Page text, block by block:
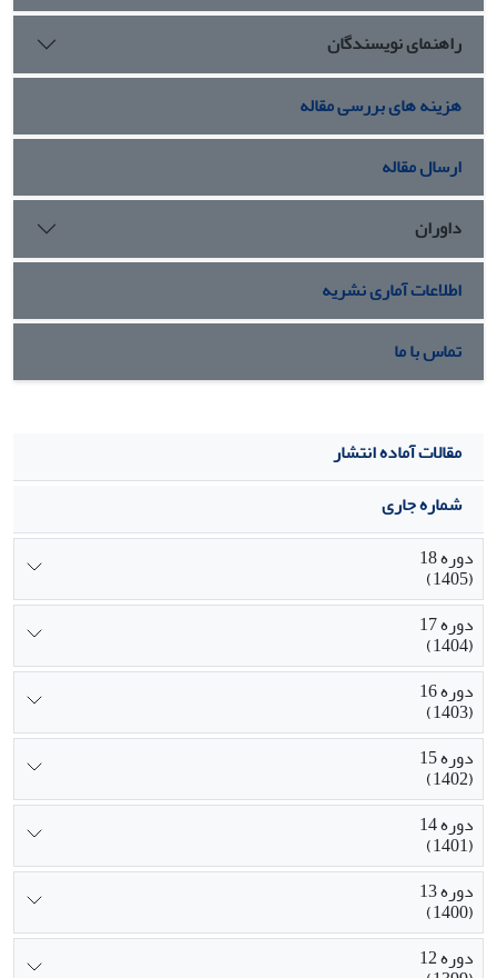
و نگرش جامعه دستخوش تغییراتی شده و دیدگاه افراد جامعه از
تفکرات مردسالار به تفکرات زن‏سالار تغییر یافته است. در‌واقع،
همان‌گونه که انتظار می‏رفت، می‏توان دهۀ 1360 را مصداق بارز
برشمرد. در پایان، مجموعه‏ای از کاربردهای این زباهنگ، با عنوان
هنجارهای گفتمان، بررسی و مشخص شدند.
راهنمای نویسندگان
هزینه های بررسی مقاله
ارسال مقاله
داوران
اطلاعات آماری نشریه
تماس با ما
مقالات آماده انتشار
شماره جاری
دوره 18
(1405)
دوره 17
(1404)
دوره 16
(1403)
دوره 15
(1402)
دوره 14
(1401)
دوره 13
(1400)
دوره 12